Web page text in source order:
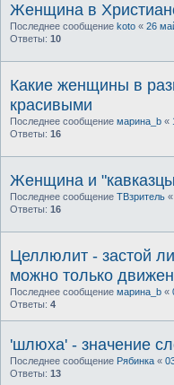
Женщина в
Последнее сообщение koto « 26
Ответы: 10
Какие женщины в
красивыми
Последнее сообщение марина_b «
Ответы: 16
Женщина и
Последнее сообщение ТВзритель «
Ответы: 16
Целлюлит - застой
можно только
Последнее сообщение марина_b «
Ответы: 4
'шлюха' - значение
Последнее сообщение Рябинка «
Ответы: 13